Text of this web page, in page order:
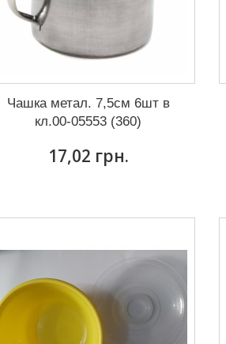
Чашка метал. 7,5см 6шт в
кл.00-05553 (360)
17,02 грн.